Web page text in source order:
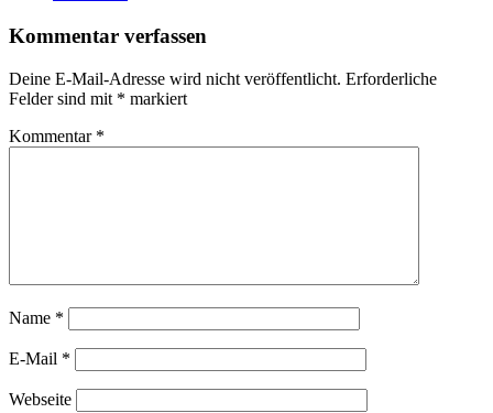
Kommentar verfassen
Deine E-Mail-Adresse wird nicht veröffentlicht. Erforderliche
Felder sind mit * markiert
Kommentar *
Name *
E-Mail *
Webseite